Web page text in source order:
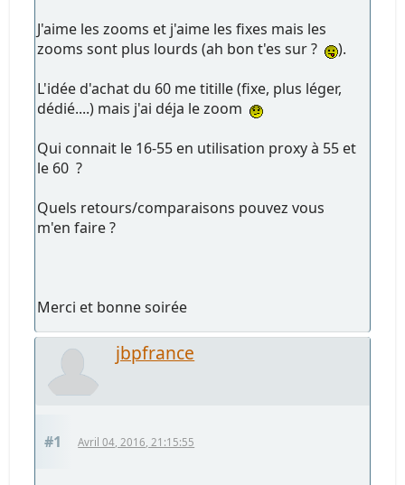
J'aime les zooms et j'aime les fixes mais les
zooms sont plus lourds (ah bon t'es sur ?
).
L'idée d'achat du 60 me titille (fixe, plus léger,
dédié....) mais j'ai déja le zoom
Qui connait le 16-55 en utilisation proxy à 55 et
le 60 ?
Quels retours/comparaisons pouvez vous
m'en faire ?
Merci et bonne soirée
jbpfrance
#1 Avril 04, 2016, 21:15:55